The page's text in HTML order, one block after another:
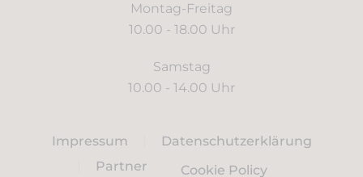
Montag-Freitag
10.00 - 18.00 Uhr
Samstag
10.00 - 14.00 Uhr
Impressum
Datenschutzerklärung
Partner
Cookie Policy